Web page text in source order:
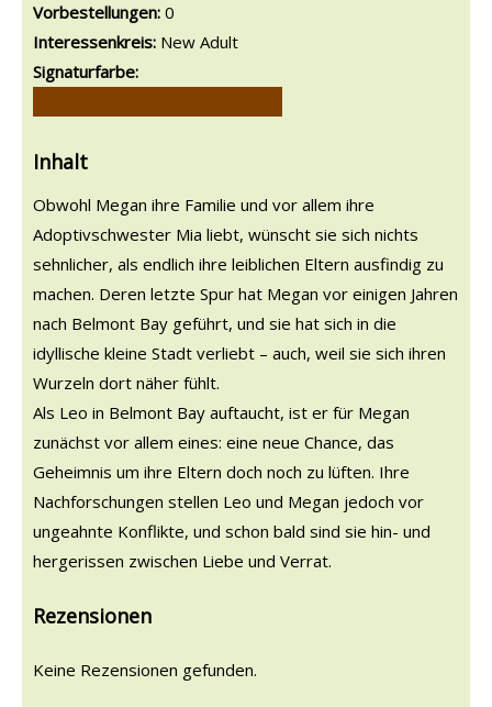
Vorbestellungen: 0
Interessenkreis: New Adult
Signaturfarbe:
Inhalt
Obwohl Megan ihre Familie und vor allem ihre
Adoptivschwester Mia liebt, wünscht sie sich nichts
sehnlicher, als endlich ihre leiblichen Eltern ausfindig zu
machen. Deren letzte Spur hat Megan vor einigen Jahren
nach Belmont Bay geführt, und sie hat sich in die
idyllische kleine Stadt verliebt – auch, weil sie sich ihren
Wurzeln dort näher fühlt.
Als Leo in Belmont Bay auftaucht, ist er für Megan
zunächst vor allem eines: eine neue Chance, das
Geheimnis um ihre Eltern doch noch zu lüften. Ihre
Nachforschungen stellen Leo und Megan jedoch vor
ungeahnte Konflikte, und schon bald sind sie hin- und
hergerissen zwischen Liebe und Verrat.
Rezensionen
Keine Rezensionen gefunden.